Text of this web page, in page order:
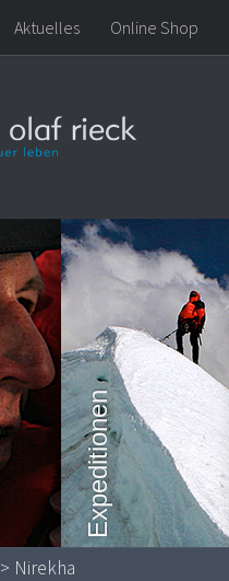
Aktuelles Online Shop
Expeditionen
> Nirekha